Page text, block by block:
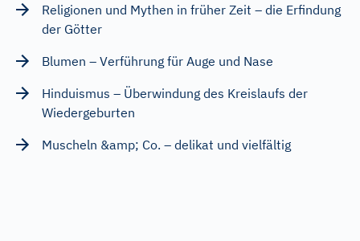
Religionen und Mythen in früher Zeit – die Erfindung
der Götter
Blumen – Verführung für Auge und Nase
Hinduismus – Überwindung des Kreislaufs der
Wiedergeburten
Muscheln &amp; Co. – delikat und vielfältig